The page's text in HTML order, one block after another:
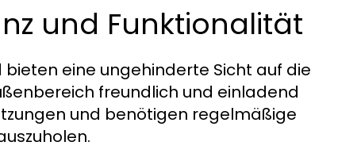
und Funktionalität
eine ungehinderte Sicht auf die
freundlich und einladend
und benötigen regelmäßige